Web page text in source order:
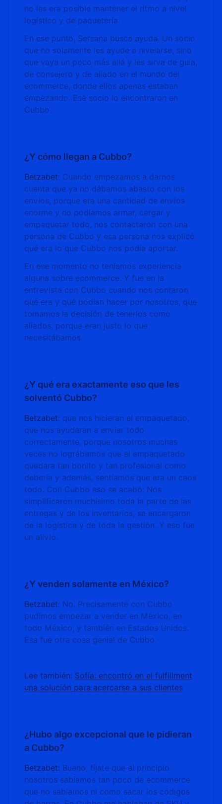
no les era posible mantener el ritmo a nivel
logístico y de paquetería.
En ese punto, Sersana busca ayuda. Un socio
que no solamente les ayude a nivelarse, sino
que vaya un poco más allá y les sirva de guía,
de consejero y de aliado en el mundo del
ecommerce, donde ellos apenas estaban
empezando. Ese socio lo encontraron en
Cubbo.
¿Y cómo llegan a Cubbo?
Betzabet: Cuando empezamos a darnos
cuenta que ya no dábamos abasto con los
envíos, porque era una cantidad de envíos
enorme y no podíamos armar, cargar y
empaquetar todo, nos contactaron con una
persona de Cubbo y esa persona nos explicó
qué era lo que Cubbo nos podía aportar.
En ese momento no teníamos experiencia
alguna sobre ecommerce. Y fue en la
entrevista con Cubbo cuando nos contaron
qué era y qué podían hacer por nosotros, que
tomamos la decisión de tenerlos como
aliados, porque eran justo lo que
necesitábamos.
¿Y qué era exactamente eso que les
solventó Cubbo?
Betzabet: que nos hicieran el empaquetado,
que nos ayudaran a enviar todo
correctamente, porque nosotros muchas
veces no lográbamos que el empaquetado
quedara tan bonito y tan profesional como
debería y además, sentíamos que era un caos
todo. Con Cubbo eso se acabó: Nos
simplificaron muchísimo toda la parte de las
entregas y de los inventarios, se encargaron
de la logística y de toda la gestión. Y eso fue
un alivio.
¿Y venden solamente en México?
Betzabet: No. Precisamente con Cubbo
pudimos empezar a vender en México, en
todo México, y también en Estados Unidos.
Esa fue otra cosa genial de Cubbo.
Lee también: Sofía: encontró en el fulfillment
una solución para acercarse a sus clientes
¿Hubo algo excepcional que le pidieran
a Cubbo?
Betzabet: Bueno, fíjate que al principio
nosotros sabíamos tan poco de ecommerce
que no sabíamos ni como sacar los códigos